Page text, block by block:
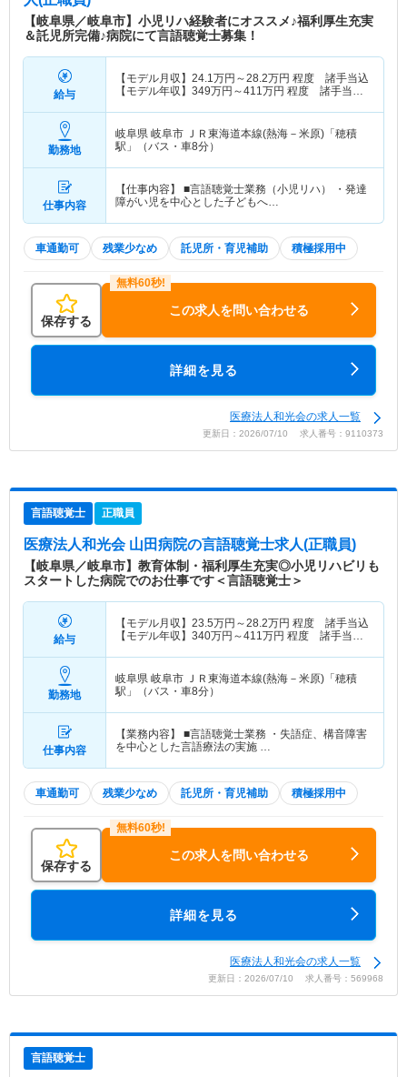
【岐阜県／岐阜市】小児リハ経験者にオススメ♪福利厚生充実
＆託児所完備♪病院にて言語聴覚士募集！
給与
【モデル月収】 24.1万円～28.2万円 程度 諸手当込
【モデル年収】 349万円～411万円 程度 諸手当・
勤務地
岐阜県 岐阜市 ＪＲ東海道本線(熱海－米原)「穂積
駅」（バス・車8分）
仕事内容
【仕事内容】 ■言語聴覚士業務（小児リハ） ・発達
障がい児を中心とした子どもへ…
車通勤可 残業少なめ 託児所・育児補助 積極採用中
保存する
この求人を問い合わせる
詳細を見る
医療法人和光会の求人一覧
更新日：2026/07/10 求人番号：9110373
言語聴覚士 正職員
医療法人和光会 山田病院の言語聴覚士求人(正職員)
【岐阜県／岐阜市】教育体制・福利厚生充実◎小児リハビリも
スタートした病院でのお仕事です＜言語聴覚士＞
給与
【モデル月収】 23.5万円～28.2万円 程度 諸手当込
【モデル年収】 340万円～411万円 程度 諸手当・
勤務地
岐阜県 岐阜市 ＪＲ東海道本線(熱海－米原)「穂積
駅」（バス・車8分）
仕事内容
【業務内容】 ■言語聴覚士業務 ・失語症、構音障害
を中心とした言語療法の実施 …
車通勤可 残業少なめ 託児所・育児補助 積極採用中
保存する
この求人を問い合わせる
詳細を見る
医療法人和光会の求人一覧
更新日：2026/07/10 求人番号：569968
言語聴覚士